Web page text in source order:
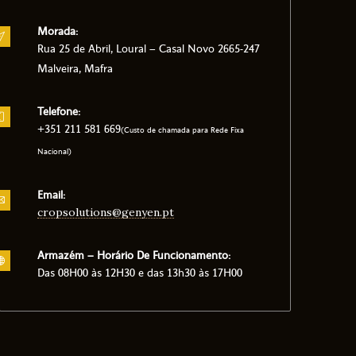
Morada:
Rua 25 de Abril, Loural – Casal Novo 2665-247
Malveira, Mafra
Telefone:
+351 211 581 669(Custo de chamada para Rede Fixa
Nacional)
Email:
cropsolutions@genyen.pt
Armazém – Horário De Funcionamento:
Das 08H00 às 12H30 e das 13h30 às 17H00